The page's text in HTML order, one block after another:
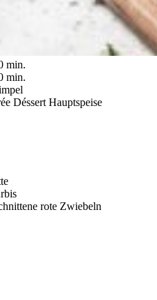
min.
min.
Hauptspeise
rote Zwiebeln